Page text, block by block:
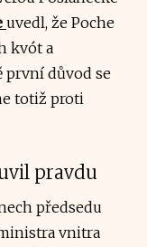
uvedl, že Poche
kvót a
důvod se
totiž proti
pravdu
předsedu
vnitra